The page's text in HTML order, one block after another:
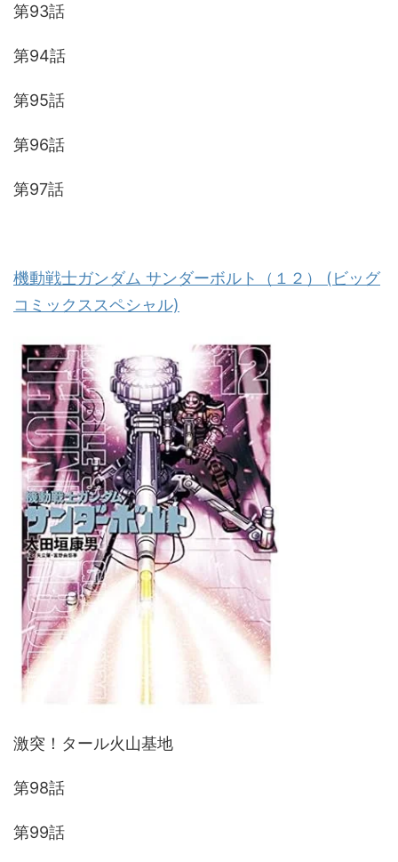
第93話
第94話
第95話
第96話
第97話
機動戦士ガンダム サンダーボルト（１２） (ビッグ
コミックススペシャル)
激突！タール火山基地
第98話
第99話